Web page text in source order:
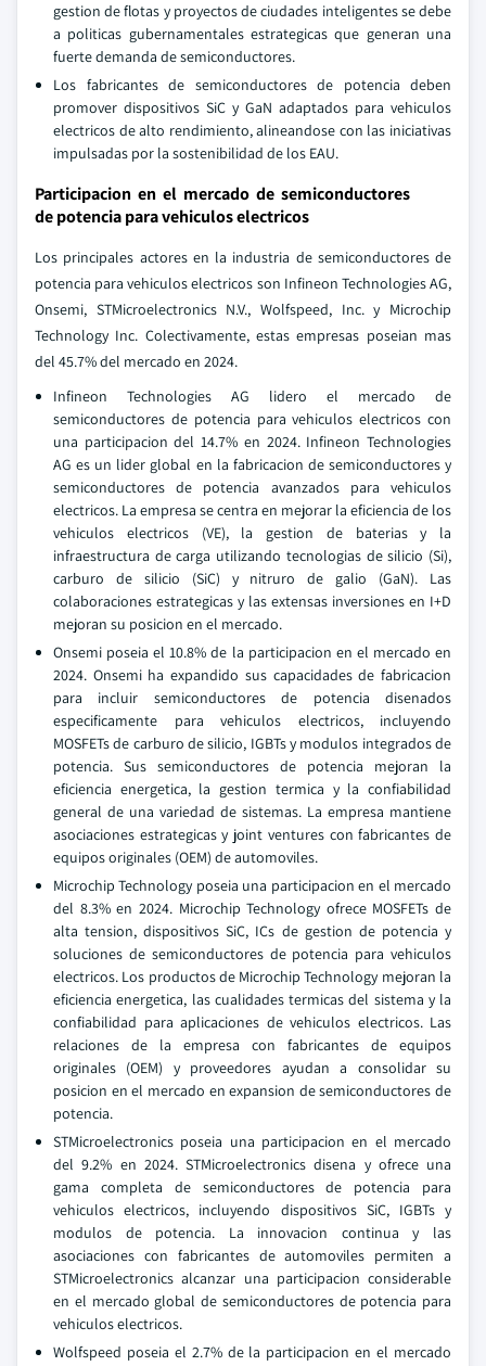
gestion de flotas y proyectos de ciudades inteligentes se debe
a politicas gubernamentales estrategicas que generan una
fuerte demanda de semiconductores.
Los fabricantes de semiconductores de potencia deben
promover dispositivos SiC y GaN adaptados para vehiculos
electricos de alto rendimiento, alineandose con las iniciativas
impulsadas por la sostenibilidad de los EAU.
Participacion en el mercado de semiconductores
de potencia para vehiculos electricos
Los principales actores en la industria de semiconductores de
potencia para vehiculos electricos son Infineon Technologies AG,
Onsemi, STMicroelectronics N.V., Wolfspeed, Inc. y Microchip
Technology Inc. Colectivamente, estas empresas poseian mas
del 45.7% del mercado en 2024.
Infineon Technologies AG lidero el mercado de
semiconductores de potencia para vehiculos electricos con
una participacion del 14.7% en 2024. Infineon Technologies
AG es un lider global en la fabricacion de semiconductores y
semiconductores de potencia avanzados para vehiculos
electricos. La empresa se centra en mejorar la eficiencia de los
vehiculos electricos (VE), la gestion de baterias y la
infraestructura de carga utilizando tecnologias de silicio (Si),
carburo de silicio (SiC) y nitruro de galio (GaN). Las
colaboraciones estrategicas y las extensas inversiones en I+D
mejoran su posicion en el mercado.
Onsemi poseia el 10.8% de la participacion en el mercado en
2024. Onsemi ha expandido sus capacidades de fabricacion
para incluir semiconductores de potencia disenados
especificamente para vehiculos electricos, incluyendo
MOSFETs de carburo de silicio, IGBTs y modulos integrados de
potencia. Sus semiconductores de potencia mejoran la
eficiencia energetica, la gestion termica y la confiabilidad
general de una variedad de sistemas. La empresa mantiene
asociaciones estrategicas y joint ventures con fabricantes de
equipos originales (OEM) de automoviles.
Microchip Technology poseia una participacion en el mercado
del 8.3% en 2024. Microchip Technology ofrece MOSFETs de
alta tension, dispositivos SiC, ICs de gestion de potencia y
soluciones de semiconductores de potencia para vehiculos
electricos. Los productos de Microchip Technology mejoran la
eficiencia energetica, las cualidades termicas del sistema y la
confiabilidad para aplicaciones de vehiculos electricos. Las
relaciones de la empresa con fabricantes de equipos
originales (OEM) y proveedores ayudan a consolidar su
posicion en el mercado en expansion de semiconductores de
potencia.
STMicroelectronics poseia una participacion en el mercado
del 9.2% en 2024. STMicroelectronics disena y ofrece una
gama completa de semiconductores de potencia para
vehiculos electricos, incluyendo dispositivos SiC, IGBTs y
modulos de potencia. La innovacion continua y las
asociaciones con fabricantes de automoviles permiten a
STMicroelectronics alcanzar una participacion considerable
en el mercado global de semiconductores de potencia para
vehiculos electricos.
Wolfspeed poseia el 2.7% de la participacion en el mercado